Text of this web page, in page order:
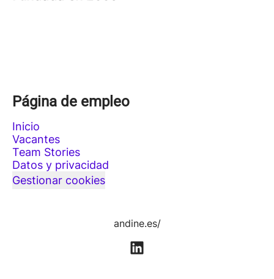
Página de empleo
Inicio
Vacantes
Team Stories
Datos y privacidad
Gestionar cookies
andine.es/